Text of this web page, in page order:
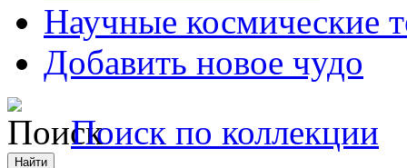
Научные космические
Добавить новое чудо
Поиск по коллекции